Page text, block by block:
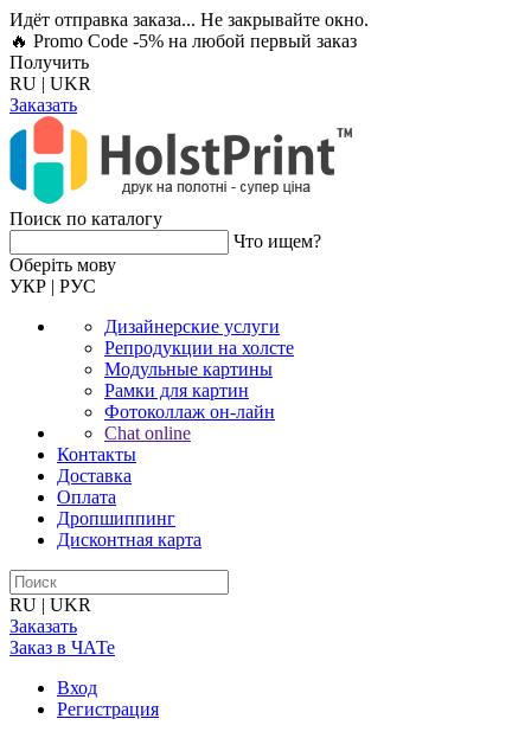
Идёт отправка заказа... Не закрывайте окно.
🔥 Promo Code -5% на любой первый заказ
Получить
RU | UKR
Заказать
Поиск по каталогу
Что ищем?
Оберiть мову
УКР | РУС
Дизайнерские услуги
Репродукции на холсте
Модульные картины
Рамки для картин
Фотоколлаж он-лайн
Chat online
Контакты
Доставка
Оплата
Дропшиппинг
Дисконтная карта
RU | UKR
Заказать
Заказ в ЧАТе
Вход
Регистрация